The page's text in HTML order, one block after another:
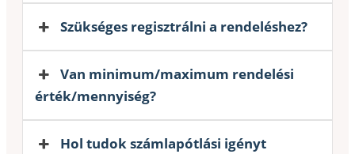
Szükséges regisztrálni a rendeléshez?
Van minimum/maximum rendelési
érték/mennyiség?
Hol tudok számlapótlási igényt